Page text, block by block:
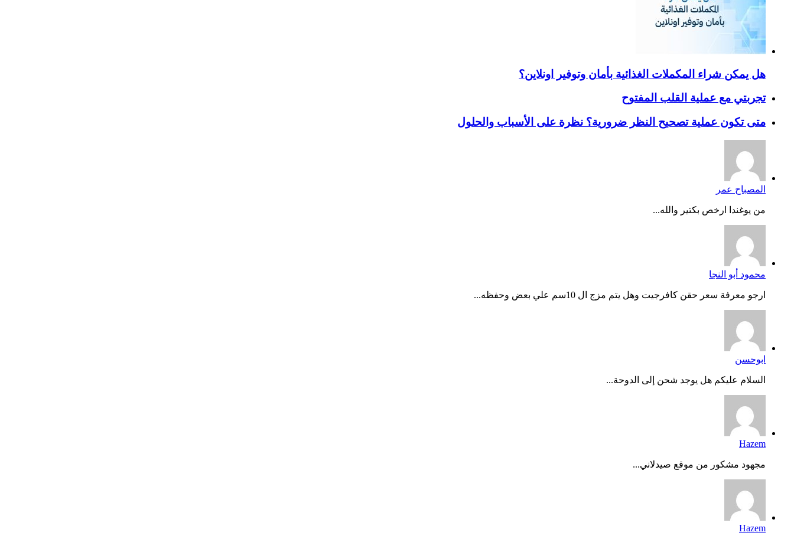
هل يمكن شراء المكملات الغذائية بأمان وتوفير اونلاين؟
تجربتي مع عملية القلب المفتوح
متى تكون عملية تصحيح النظر ضرورية؟ نظرة على الأسباب والحلول
المصباح عمر
من يوغندا ارخص بكتير والله...
محمود أبو النجا
ارجو معرفة سعر حقن كافرجيت وهل يتم مزج ال 10سم علي بعض وحفظه...
ابوحسن
السلام عليكم هل يوجد شحن إلى الدوحة...
Hazem
مجهود مشكور من موقع صيدلاني...
Hazem